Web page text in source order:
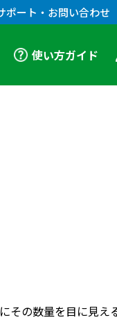
ポート・お問い合わせ
使い方ガイド
その数量を目に見え